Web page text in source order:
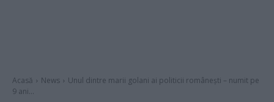
Acasă News
Unul dintre marii golani ai politicii românești – numit pe
9 ani...